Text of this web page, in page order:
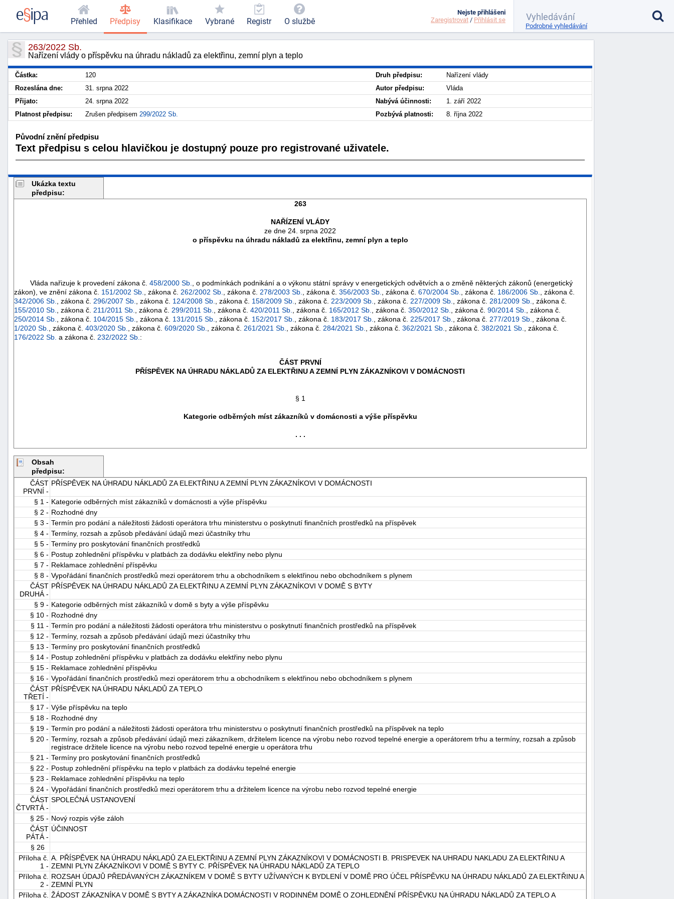
263/2022 Sb.
Nařízení vlády o příspěvku na úhradu nákladů za elektřinu, zemní plyn a teplo
Částka: 120 Druh předpisu:
Nařízení vlády
Rozeslána dne:
31. srpna 2022 Autor předpisu:
Vláda
Přijato:
24. srpna 2022 Nabývá účinnosti:
1. září 2022
Platnost předpisu:
Zrušen předpisem 299/2022 Sb. Pozbývá platnosti: 8. října 2022
Původní znění předpisu
Text předpisu s celou hlavičkou je dostupný pouze pro registrované uživatele.
Ukázka textu
předpisu:
263
NAŘÍZENÍ VLÁDY
ze dne 24. srpna 2022
o příspěvku na úhradu nákladů za elektřinu, zemní plyn a teplo
Vláda nařizuje k provedení zákona č. 458/2000 Sb.
, o podmínkách podnikání a o výkonu státní správy v energetických odvětvích a o změně některých zákonů (energetický
zákon), ve znění zákona č. 151/2002 Sb. , zákona č. 262/2002 Sb. , zákona č. 278/2003 Sb. , zákona č. 356/2003 Sb. , zákona č. 670/2004 Sb. , zákona č. 186/2006 Sb.
, zákona č.
342/2006 Sb.
, zákona č. 296/2007 Sb. , zákona č. 124/2008 Sb. , zákona č. 158/2009 Sb. , zákona č. 223/2009 Sb. , zákona č. 227/2009 Sb. , zákona č. 281/2009 Sb.
, zákona č.
155/2010 Sb.
, zákona č. 211/2011 Sb. , zákona č. 299/2011 Sb. , zákona č. 420/2011 Sb. , zákona č. 165/2012 Sb. , zákona č. 350/2012 Sb. , zákona č. 90/2014 Sb.
, zákona č.
250/2014 Sb.
, zákona č. 104/2015 Sb. , zákona č. 131/2015 Sb. , zákona č. 152/2017 Sb. , zákona č. 183/2017 Sb. , zákona č. 225/2017 Sb. , zákona č. 277/2019 Sb.
, zákona č.
1/2020 Sb.
, zákona č. 403/2020 Sb. , zákona č. 609/2020 Sb. , zákona č. 261/2021 Sb. , zákona č. 284/2021 Sb. , zákona č. 362/2021 Sb. , zákona č. 382/2021 Sb.
, zákona č.
176/2022 Sb. a zákona č. 232/2022 Sb. :
ČÁST PRVNÍ
PŘÍSPĚVEK NA ÚHRADU NÁKLADŮ ZA ELEKTŘINU A ZEMNÍ PLYN ZÁKAZNÍKOVI V DOMÁCNOSTI
§ 1
Kategorie odběrných míst zákazníků v domácnosti a výše příspěvku
. . .
Obsah
předpisu:
ČÁST
PRVNÍ -
PŘÍSPĚVEK NA ÚHRADU NÁKLADŮ ZA ELEKTŘINU A ZEMNÍ PLYN ZÁKAZNÍKOVI V DOMÁCNOSTI
§ 1 - Kategorie odběrných míst zákazníků v domácnosti a výše příspěvku
§ 2 - Rozhodné dny
§ 3 - Termín pro podání a náležitosti žádosti operátora trhu ministerstvu o poskytnutí finančních prostředků na příspěvek
§ 4 - Termíny, rozsah a způsob předávání údajů mezi účastníky trhu
§ 5 - Termíny pro poskytování finančních prostředků
§ 6 - Postup zohlednění příspěvku v platbách za dodávku elektřiny nebo plynu
§ 7 - Reklamace zohlednění příspěvku
§ 8 - Vypořádání finančních prostředků mezi operátorem trhu a obchodníkem s elektřinou nebo obchodníkem s plynem
ČÁST
DRUHÁ -
PŘÍSPĚVEK NA ÚHRADU NÁKLADŮ ZA ELEKTŘINU A ZEMNÍ PLYN ZÁKAZNÍKOVI V DOMĚ S BYTY
§ 9 - Kategorie odběrných míst zákazníků v domě s byty a výše příspěvku
§ 10 - Rozhodné dny
§ 11 - Termín pro podání a náležitosti žádosti operátora trhu ministerstvu o poskytnutí finančních prostředků na příspěvek
§ 12 - Termíny, rozsah a způsob předávání údajů mezi účastníky trhu
§ 13 - Termíny pro poskytování finančních prostředků
§ 14 - Postup zohlednění příspěvku v platbách za dodávku elektřiny nebo plynu
§ 15 - Reklamace zohlednění příspěvku
§ 16 - Vypořádání finančních prostředků mezi operátorem trhu a obchodníkem s elektřinou nebo obchodníkem s plynem
ČÁST
TŘETÍ -
PŘÍSPĚVEK NA ÚHRADU NÁKLADŮ ZA TEPLO
§ 17 - Výše příspěvku na teplo
§ 18 - Rozhodné dny
§ 19 - Termín pro podání a náležitosti žádosti operátora trhu ministerstvu o poskytnutí finančních prostředků na příspěvek na teplo
§ 20 - Termíny, rozsah a způsob předávání údajů mezi zákazníkem, držitelem licence na výrobu nebo rozvod tepelné energie a operátorem trhu a termíny, rozsah a způsob
registrace držitele licence na výrobu nebo rozvod tepelné energie u operátora trhu
§ 21 - Termíny pro poskytování finančních prostředků
§ 22 - Postup zohlednění příspěvku na teplo v platbách za dodávku tepelné energie
§ 23 - Reklamace zohlednění příspěvku na teplo
§ 24 - Vypořádání finančních prostředků mezi operátorem trhu a držitelem licence na výrobu nebo rozvod tepelné energie
ČÁST
ČTVRTÁ -
SPOLEČNÁ USTANOVENÍ
§ 25 - Nový rozpis výše záloh
ČÁST
PÁTÁ -
ÚČINNOST
§ 26
Příloha č.
1 -
A. PŘÍSPĚVEK NA ÚHRADU NÁKLADŮ ZA ELEKTŘINU A ZEMNÍ PLYN ZÁKAZNÍKOVI V DOMÁCNOSTI B. PRISPEVEK NA UHRADU NAKLADU ZA ELEKTŘINU A
ZEMNI PLYN ZÁKAZNÍKOVI V DOMĚ S BYTY C. PŘÍSPĚVEK NA ÚHRADU NÁKLADŮ ZA TEPLO
Příloha č.
2 -
ROZSAH ÚDAJŮ PŘEDÁVANÝCH ZÁKAZNÍKEM V DOMĚ S BYTY UŽÍVANÝCH K BYDLENÍ V DOMĚ PRO ÚČEL PŘÍSPĚVKU NA ÚHRADU NÁKLADŮ ZA ELEKTŘINU A
ZEMNÍ PLYN
Příloha č. ŽÁDOST ZÁKAZNÍKA V DOMĚ S BYTY A ZÁKAZNÍKA DOMÁCNOSTI V RODINNÉM DOMĚ O ZOHLEDNĚNÍ PŘÍSPĚVKU NA ÚHRADU NÁKLADŮ ZA TEPLO A
Přehled Předpisy Klasifikace Vybrané Registr O službě
Nejste přihlášeni
Zaregistrovat / Přihlásit se
Podrobné vyhledávání